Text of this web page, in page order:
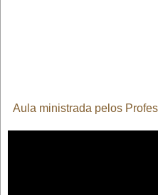
Aula ministrada pelos